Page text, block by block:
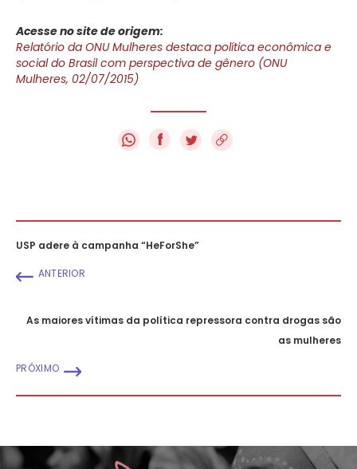
Acesse no site de origem:
Relatório da ONU Mulheres destaca política econômica e
social do Brasil com perspectiva de gênero (ONU
Mulheres, 02/07/2015)
f
USP adere à campanha “HeForShe”
ANTERIOR
As maiores vítimas da política repressora contra drogas são
as mulheres
PRÓXIMO